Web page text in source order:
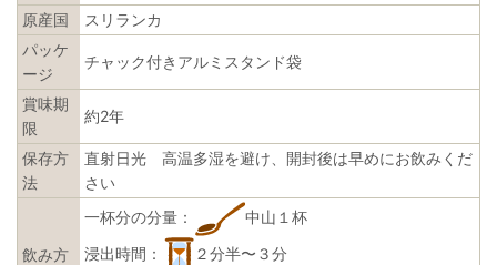
原産国
スリランカ
パッケ
ージ
チャック付きアルミスタンド袋
賞味期
限
約2年
保存方
法
直射日光 高温多湿を避け、開封後は早めにお飲みくだ
さい
飲み方
一杯分の分量：
中山１杯
浸出時間：
２分半〜３分